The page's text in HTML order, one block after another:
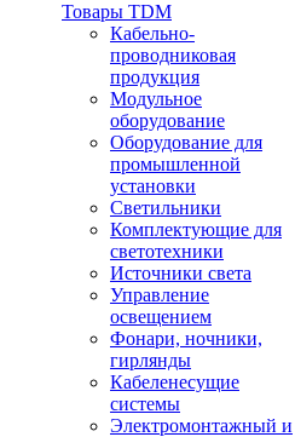
Товары TDM
Кабельно-
проводниковая
продукция
Модульное
оборудование
Оборудование для
промышленной
установки
Светильники
Комплектующие для
светотехники
Источники света
Управление
освещением
Фонари, ночники,
гирлянды
Кабеленесущие
системы
Электромонтажный и